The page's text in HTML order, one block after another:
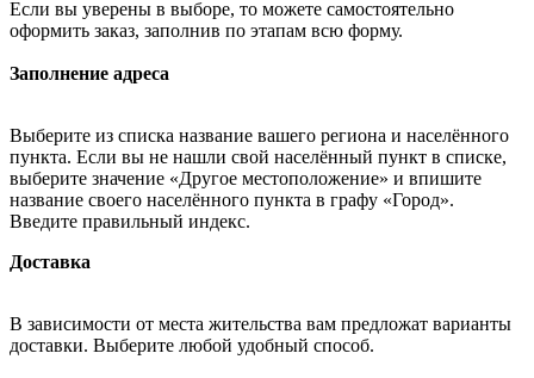
Если вы уверены в выборе, то можете самостоятельно
оформить заказ, заполнив по этапам всю форму.
Заполнение адреса
Выберите из списка название вашего региона и населённого
пункта. Если вы не нашли свой населённый пункт в списке,
выберите значение «Другое местоположение» и впишите
название своего населённого пункта в графу «Город».
Введите правильный индекс.
Доставка
В зависимости от места жительства вам предложат варианты
доставки. Выберите любой удобный способ.